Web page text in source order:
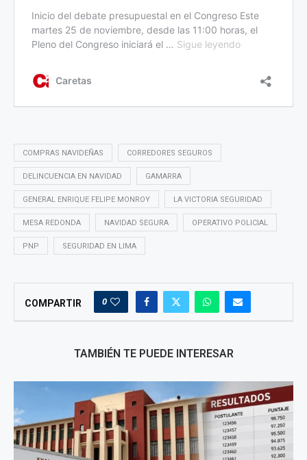
COMPRAS NAVIDEÑAS CORREDORES SEGUROS
DELINCUENCIA EN NAVIDAD GAMARRA
GENERAL ENRIQUE FELIPE MONROY LA VICTORIA SEGURIDAD
MESA REDONDA NAVIDAD SEGURA OPERATIVO POLICIAL
PNP SEGURIDAD EN LIMA
COMPARTIR 0
TAMBIÉN TE PUEDE INTERESAR